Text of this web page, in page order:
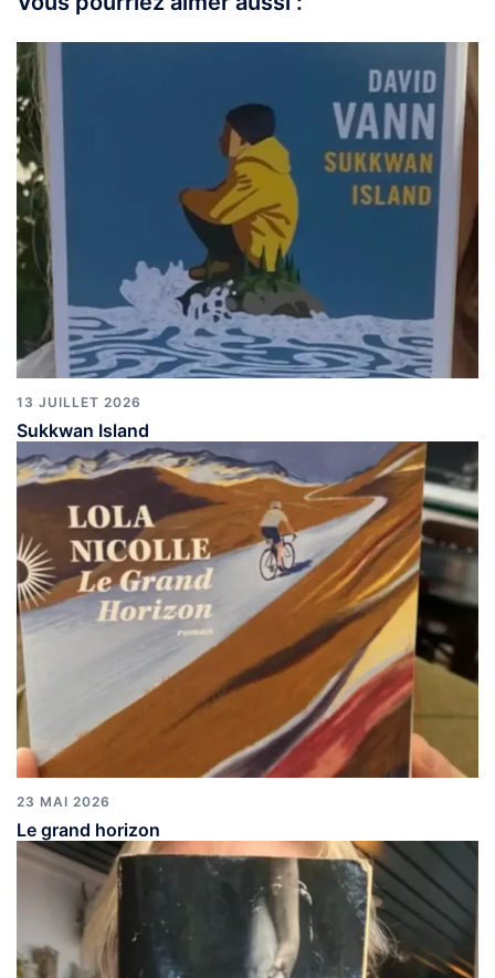
13 JUILLET 2026
Sukkwan Island
23 MAI 2026
Le grand horizon